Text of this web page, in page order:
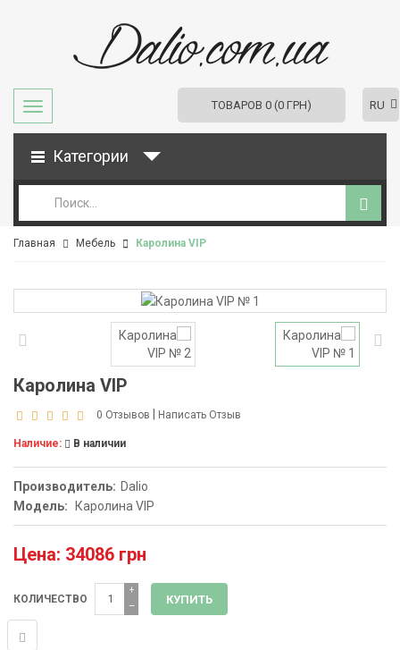
ТОВАРОВ 0 (0 ГРН) RU
Категории
Главная Мебель Каролина VIP
Каролина VIP
0 Отзывов Написать Отзыв
Наличие: В наличии
Производитель: Dalio
Модель:
Каролина VIP
Цена: 34086 грн
КОЛИЧЕСТВО −
+